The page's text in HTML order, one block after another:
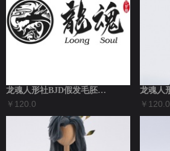
龙魂人形社BJD假发毛胚发 75云中君 ...
￥120.0 ￥120.0